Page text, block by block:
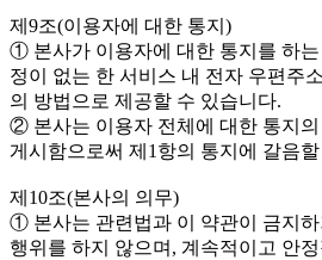
제9조(이용자에 대한 통지)
① 본사가 이용자에 대한 통지를 하
정이 없는 한 서비스 내 전자 우편주
의 방법으로 제공할 수 있습니다.
② 본사는 이용자 전체에 대한 통지
게시함으로써 제1항의 통지에 갈음
제10조(본사의 의무)
① 본사는 관련법과 이 약관이 금지
행위를 하지 않으며, 계속적이고 안